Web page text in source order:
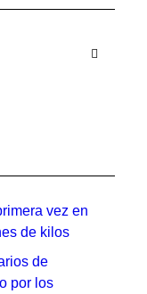
vez en
de kilos
de
por los